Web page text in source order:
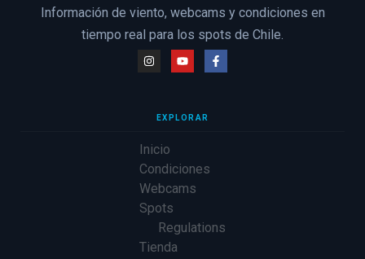
Información de viento, webcams y condiciones en
tiempo real para los spots de Chile.
EXPLORAR
Inicio
Condiciones
Webcams
Spots
Regulations
Tienda